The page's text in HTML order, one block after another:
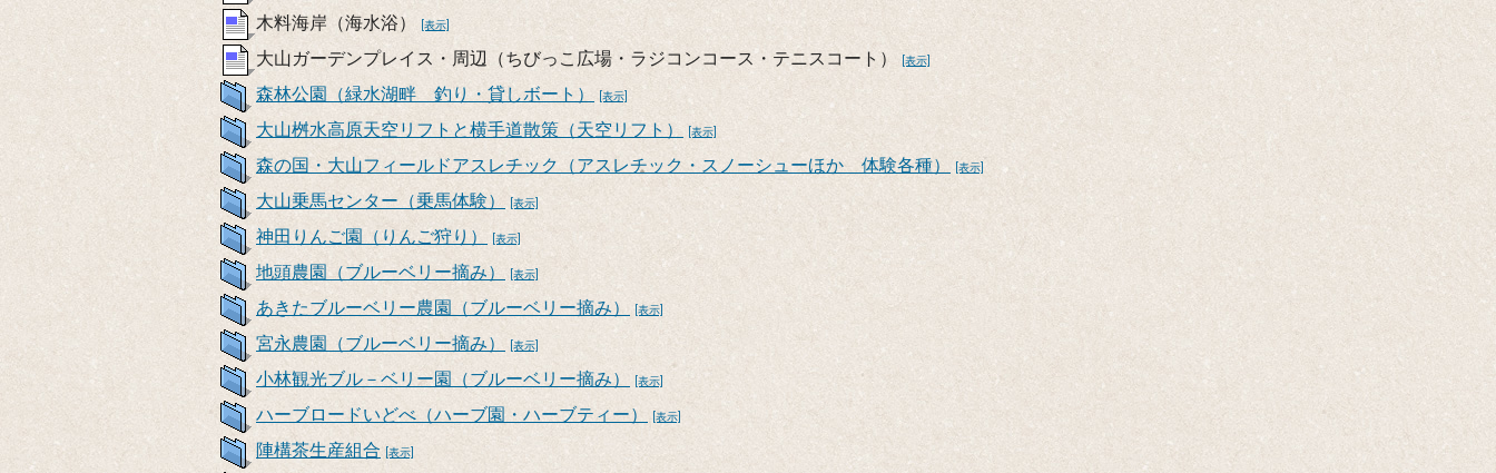
木料海岸（海水浴） [表示]
大山ガーデンプレイス・周辺（ちびっこ広場・ラジコンコース・テニスコート） [表示]
森林公園（緑水湖畔 釣り・貸しボート） [表示]
大山桝水高原天空リフトと横手道散策（天空リフト） [表示]
森の国・大山フィールドアスレチック（アスレチック・スノーシューほか 体験各種） [表示]
大山乗馬センター（乗馬体験） [表示]
神田りんご園（りんご狩り） [表示]
地頭農園（ブルーベリー摘み） [表示]
あきたブルーベリー農園（ブルーベリー摘み） [表示]
宮永農園（ブルーベリー摘み） [表示]
小林観光ブル－ベリー園（ブルーベリー摘み） [表示]
ハーブロードいどべ（ハーブ園・ハーブティー） [表示]
陣構茶生産組合 [表示]